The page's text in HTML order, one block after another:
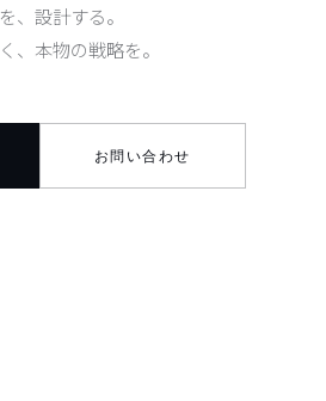
、設計する。
、本物の戦略を。
お問い合わせ